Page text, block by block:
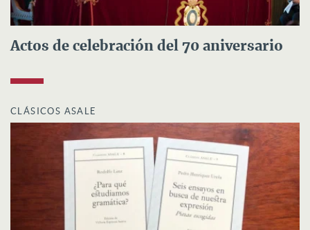
Actos de celebración del 70 aniversario
CLÁSICOS ASALE